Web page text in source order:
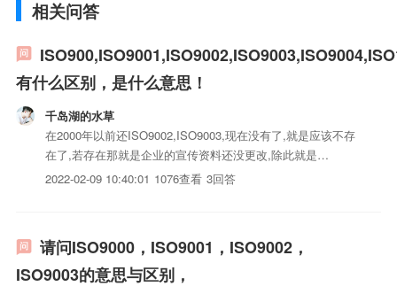
相关问答
有什么区别，是什么意思！
千岛湖的水草
在2000年以前还ISO9002,ISO9003,现在没有了,就是应该不存
在了,若存在那就是企业的宣传资料还没更改,除此就是
的.ISO9000只是一个系列,它包括ISO9001和
2022-02-09 10:40:01 1076查看 3回答
请问ISO9000，ISO9001，ISO9002，
ISO9003的意思与区别，